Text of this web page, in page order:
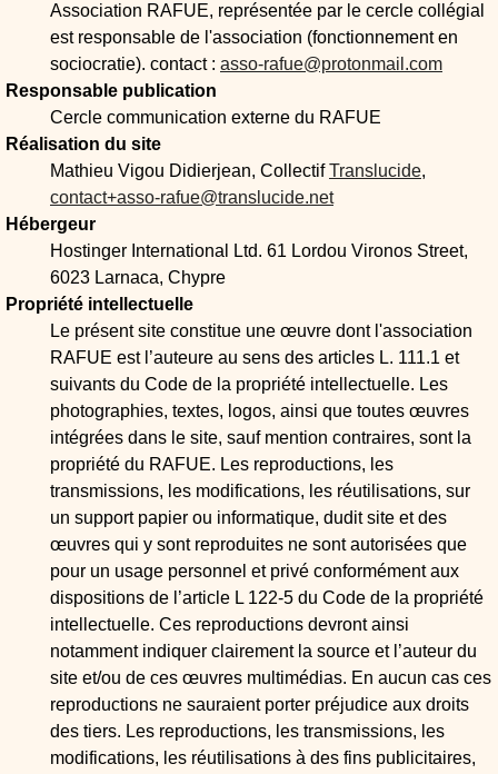
Association RAFUE, représentée par le cercle collégial
est responsable de l'association (fonctionnement en
sociocratie). contact : asso-rafue@protonmail.com
Responsable publication
Cercle communication externe du RAFUE
Réalisation du site
Mathieu Vigou Didierjean, CollectifTranslucide,
contact+asso-rafue@translucide.net
Hébergeur
Hostinger International Ltd. 61 Lordou Vironos Street,
6023 Larnaca, Chypre
Propriété intellectuelle
Le présent site constitue une œuvre dont l'association
RAFUE est l’auteure au sens des articles L. 111.1 et
suivants du Code de la propriété intellectuelle. Les
photographies, textes, logos, ainsi que toutes œuvres
intégrées dans le site, sauf mention contraires, sont la
propriété du RAFUE. Les reproductions, les
transmissions, les modifications, les réutilisations, sur
un support papier ou informatique, dudit site et des
œuvres qui y sont reproduites ne sont autorisées que
pour un usage personnel et privé conformément aux
dispositions de l’article L 122-5 du Code de la propriété
intellectuelle. Ces reproductions devront ainsi
notamment indiquer clairement la source et l’auteur du
site et/ou de ces œuvres multimédias. En aucun cas ces
reproductions ne sauraient porter préjudice aux droits
des tiers. Les reproductions, les transmissions, les
modifications, les réutilisations à des fins publicitaires,